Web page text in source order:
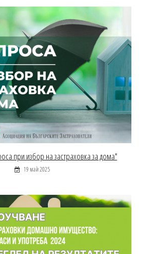
при избор на застраховка за дома"
19 май 2025